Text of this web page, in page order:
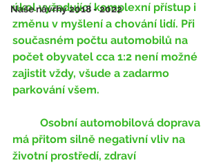
Naše návrhy 2018 - 2022
úkol vyžadující komplexní přístup i
změnu v myšlení a chování lidí. Při
současném počtu automobilů na
počet obyvatel cca 1:2 není možné
zajistit vždy, všude a zadarmo
parkování všem.
má přitom silně negativní vliv na
životní prostředí, zdraví